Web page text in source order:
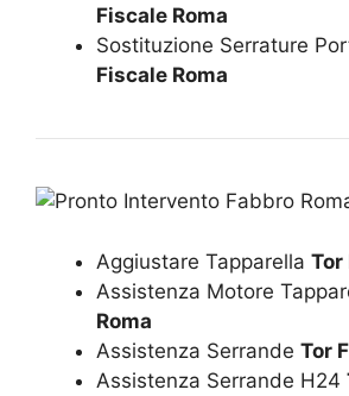
Fiscale Roma
Sostituzione Serrature
Fiscale Roma
Aggiustare Tapparella Tor
Assistenza Motore
Roma
Assistenza Serrande Tor
Assistenza Serrande H24